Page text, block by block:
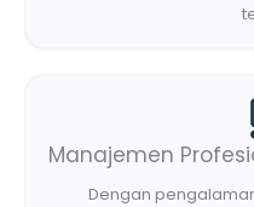
Manajemen
Dengan